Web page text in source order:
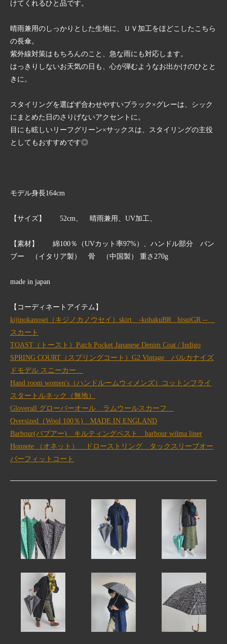
けてくれるひと品です。
晴雨兼用のしっかりとした生地に、ＵＶ加工をほどこしたこちら
の長傘。
紫外線対策はもちろんのこと、急な雨にも対応します。
はっきりしないお天気の日も、心が弾むようなお出かけのひとと
きに。
スタイリングを選ばず合わせやすいブラック×グレーは、シック
にまとめた日のさりげないアクセントに。
目にも眩しいリーフグリーン×サックスは、スタイリングの主役
としてもおすすめです◎
モデル身長164cm
【サイズ】 52cm、 晴雨兼用、UV加工、
【素材】 綿100％（UVカット率97%）、ハンドル部分 バン
ブー （イタリア製） 骨 （中国製） 重さ270g
made in japan
【コーディネートアイテム】
kijinokanosei（キジノカノウセイ）skirt ‐kohakuBR . hisuiGR --
スカート
TOAST（トースト）Patch Pocket Japanese Denim Coat / Indigo
SPRING COURT（スプリングコート）G2 Vintage バルカナイズ
ドモデル スニーカー
Hand room women's（ハンドルームウィメンズ）コットンフライ
スタートルネック（無地）
Gloverall グローバーオール ラムウールスカーフ
Oversized（Wool 100％) MADE IN ENGLAND
Barbour(バブアー) キルティングベスト barbour wilma liner
Honnete （オネット） ドローストリング タックスリーブオー
バーフィットコート